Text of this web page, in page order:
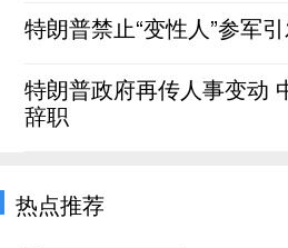
特朗普禁止“变性人”参军
特朗普政府再传人事变动
辞职
热点推荐